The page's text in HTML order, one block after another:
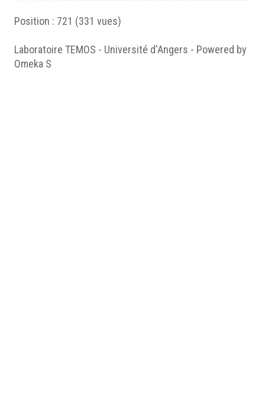
Position : 721 (331 vues)
Laboratoire TEMOS - Université d'Angers - Powered by
Omeka S